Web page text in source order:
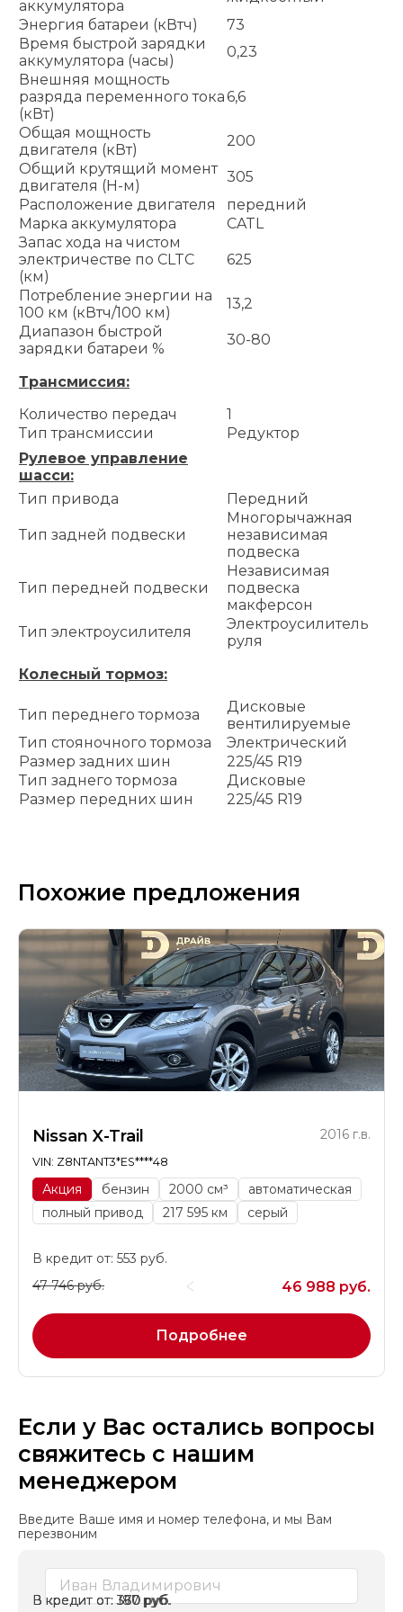
аккумулятора
Энергия батареи (кВтч)
73
Время быстрой зарядки
аккумулятора (часы)
0,23
Внешняя мощность
разряда переменного тока
(кВт)
6,6
Общая мощность
двигателя (кВт)
200
Общий крутящий момент
двигателя (Н-м)
305
Расположение двигателя
передний
Марка аккумулятора
CATL
Запас хода на чистом
электричестве по CLTC
(км)
625
Потребление энергии на
100 км (кВтч/100 км)
13,2
Диапазон быстрой
зарядки батареи %
30-80
Трансмиссия:
Количество передач
1
Тип трансмиссии
Редуктор
Рулевое управление
шасси:
Тип привода
Передний
Тип задней подвески
Многорычажная
независимая
подвеска
Тип передней подвески
Независимая
подвеска
макферсон
Тип электроусилителя
Электроусилитель
руля
Колесный тормоз:
Тип переднего тормоза
Дисковые
вентилируемые
Тип стояночного тормоза
Электрический
Размер задних шин
225/45 R19
Тип заднего тормоза
Дисковые
Размер передних шин
225/45 R19
Похожие предложения
Nissan X-Trail 2016 г.в.
VIN: Z8NTANT3*ES****48
Акция бензин 2000 см³
автоматическая
полный привод
217 595 км серый
В кредит от: 553 руб.
47 746 руб.
46 988 руб.
Подробнее
Hyundai Accent
В кредит от: 360 руб.
Nissan Juke
В кредит от: 187 руб.
Peugeot 5008
В кредит от: 370 руб.
Если у Вас остались вопросы
свяжитесь с нашим
менеджером
Введите Ваше имя и номер телефона, и мы Вам
перезвоним